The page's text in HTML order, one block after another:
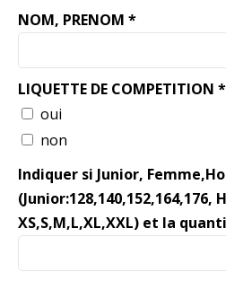
NOM, PRENOM *
LIQUETTE DE COMPETITION *
oui
non
Indiquer si Junior,
(Junior:128,140,152,164,176,
XS,S,M,L,XL,XXL) et la